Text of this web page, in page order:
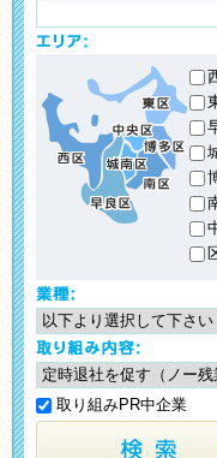
取り組みPR中企業